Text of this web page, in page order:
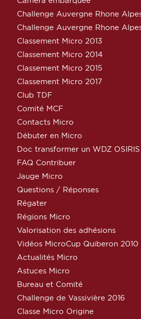
Challenge Auvergne Rhone
Challenge Auvergne Rhone
Classement Micro 2013
Classement Micro 2014
Classement Micro 2015
Classement Micro 2017
Club TDF
Comité MCF
Contacts Micro
Débuter en Micro
Doc transformer un WDZ
FAQ Contribuer
Jauge Micro
Questions / Réponses
Régater
Régions Micro
Valorisation des adhésions
Vidéos MicroCup Quiberon 2010
Actualités Micro
Astuces Micro
Bureau et Comité
Challenge de Vassivière 2016
Classe Micro Origine